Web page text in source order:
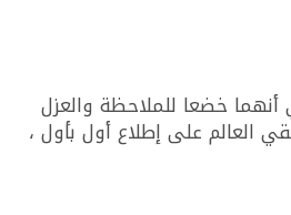
أنهما خضعا للملاحظة والعزل
العالم على إطلاع أول بأول ،